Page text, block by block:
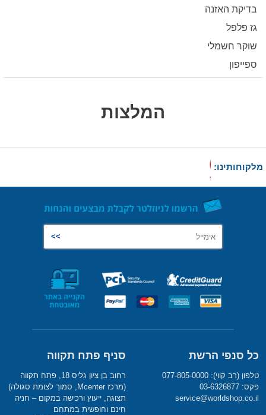
בדיקת האזנה
גז פלפל
שוקר חשמלי
ספייפון
המלצות
מלקוחותינו:
כל סנפי הרשת
טלפון (רב קווי): 077-805-0000
פקס: 03-6326877
service@worldshop.co.il
סניף פתח תקווה
רחוב בן ציון גליס 18, פתח תקווה
(מרכז Mcenter, סמוך לצומת סגולה)
תצוגה, ייעוץ ורכישה במקום – חניה
חינם וחופשית במתחם